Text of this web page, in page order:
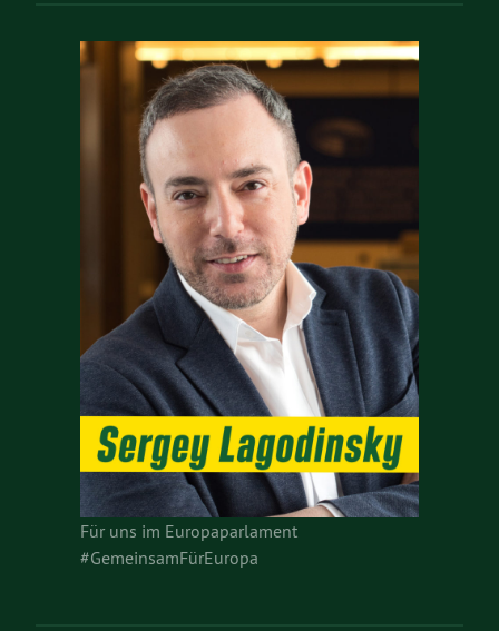
Für uns im Europaparlament
#GemeinsamFürEuropa